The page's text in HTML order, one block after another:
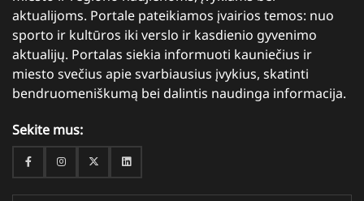
aktualijoms. Portale pateikiamos įvairios temos: nuo
sporto ir kultūros iki verslo ir kasdienio gyvenimo
aktualijų. Portalas siekia informuoti kauniečius ir
miesto svečius apie svarbiausius įvykius, skatinti
bendruomeniškumą bei dalintis naudinga informacija.
Sekite mus:
FacebookInstagramTwitterLinkedin